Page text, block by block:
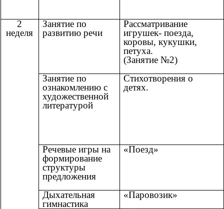
2
неделя
Занятие по
развитию речи
Рассматривание
игрушек- поезда,
коровы, кукушки,
петуха.
(Занятие №2)
Занятие по
ознакомлению с
художественной
литературой
Стихотворения о
детях.
Речевые игры на
формирование
структуры
предложения
«Поезд»
Дыхательная
гимнастика
«Паровозик»